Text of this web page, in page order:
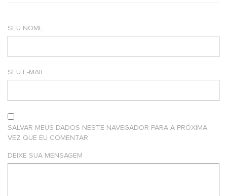
SEU NOME
SEU E-MAIL
SALVAR MEUS DADOS NESTE NAVEGADOR PARA A PRÓXIMA
VEZ QUE EU COMENTAR.
DEIXE SUA MENSAGEM